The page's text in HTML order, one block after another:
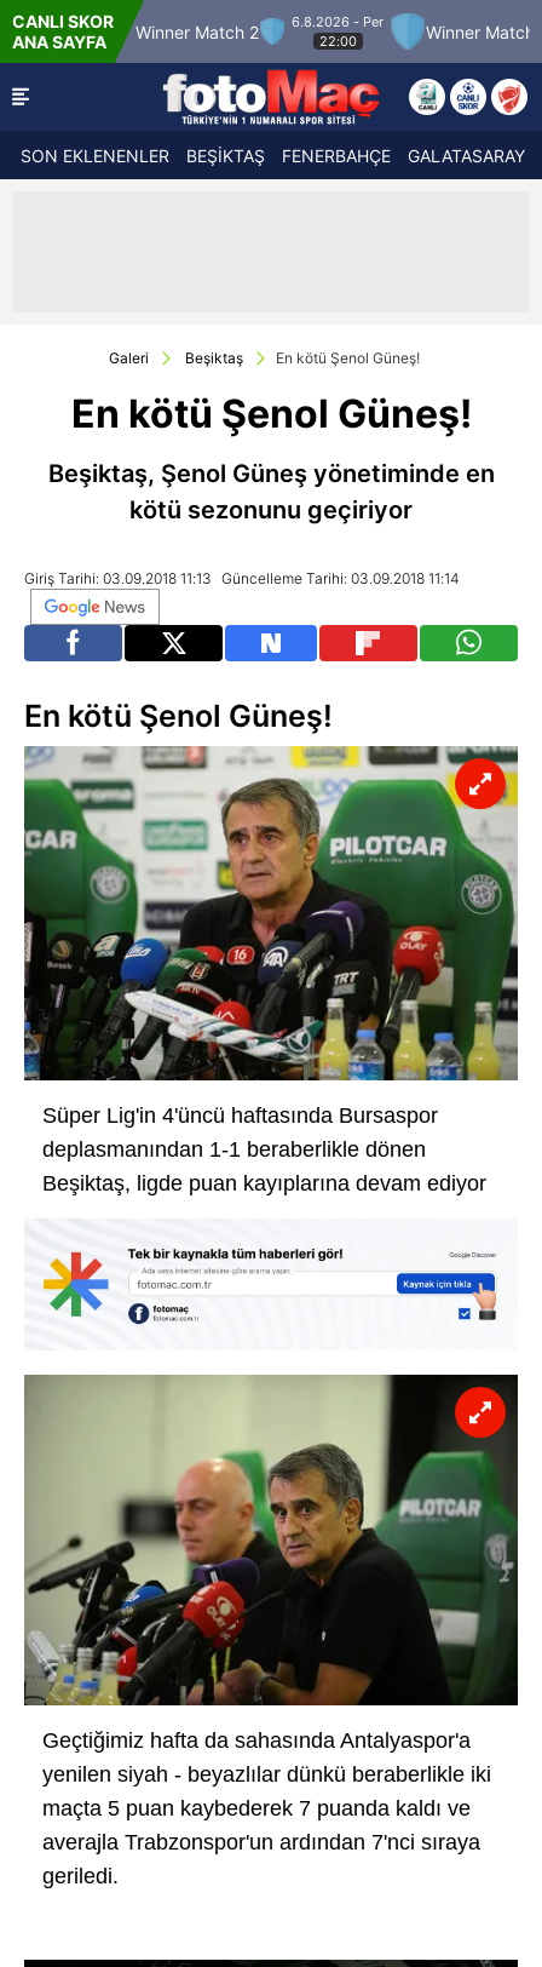
CANLI SKOR
ANA SAYFA
12 Winner Match 2
6.8.2026 - Per
22:00
Winner Match 3
SON EKLENENLER BEŞİKTAŞ FENERBAHÇE GALATASARAY
Galeri Beşiktaş En kötü Şenol Güneş!
En kötü Şenol Güneş!
Beşiktaş, Şenol Güneş yönetiminde en
kötü sezonunu geçiriyor
Giriş Tarihi: 03.09.2018 11:13 Güncelleme Tarihi: 03.09.2018 11:14
En kötü Şenol Güneş!
Süper Lig'in 4'üncü haftasında Bursaspor
deplasmanından 1-1 beraberlikle dönen
Beşiktaş, ligde puan kayıplarına devam ediyor
Geçtiğimiz hafta da sahasında Antalyaspor'a
yenilen siyah - beyazlılar dünkü beraberlikle iki
maçta 5 puan kaybederek 7 puanda kaldı ve
averajla Trabzonspor'un ardından 7'nci sıraya
geriledi.